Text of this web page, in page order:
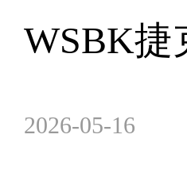
WSBK捷
2026-05-16